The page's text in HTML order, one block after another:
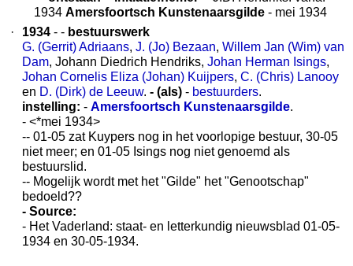
1934 Amersfoortsch Kunstenaarsgilde - mei 1934
·
1934 - - bestuurswerk
G. (Gerrit) Adriaans, J. (Jo) Bezaan, Willem Jan (Wim) van
Dam, Johann Diedrich Hendriks, Johan Herman Isings,
Johan Cornelis Eliza (Johan) Kuijpers, C. (Chris) Lanooy
en D. (Dirk) de Leeuw. - (als) - bestuurders.
instelling: - Amersfoortsch Kunstenaarsgilde.
- <*mei 1934>
-- 01-05 zat Kuypers nog in het voorlopige bestuur, 30-05
niet meer; en 01-05 Isings nog niet genoemd als
bestuurslid.
-- Mogelijk wordt met het "Gilde" het "Genootschap"
bedoeld??
- Source:
- Het Vaderland: staat- en letterkundig nieuwsblad 01-05-
1934 en 30-05-1934.